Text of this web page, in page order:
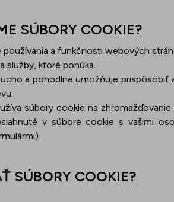
SÚBORY COOKIE?
a funkčnosti webových
služby, ktoré ponúka.
a pohodlne umožňuje prispôsobiť
súbory cookie na
v súbore cookie s vašimi
SÚBORY COOKIE?